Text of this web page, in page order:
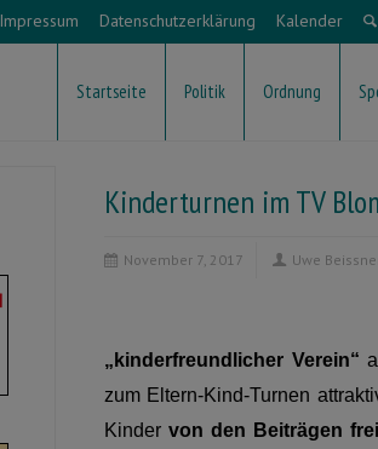
Impressum Datenschutzerklärung Kalender
Startseite Politik Ordnung
Kinderturnen im TV
November 7, 2017 Uwe
„kinderfreundlicher Verein“
zum Eltern-Kind-Turnen
Kinder von den Beiträgen